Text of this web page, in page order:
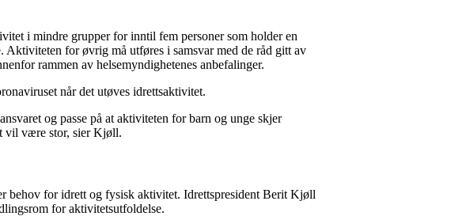
i mindre grupper for inntil fem personer som holder en
for øvrig må utføres i samsvar med de råd gitt av
rammen av helsemyndighetenes anbefalinger.
når det utøves idrettsaktivitet.
og passe på at aktiviteten for barn og unge skjer
vil være stor, sier Kjøll.
behov for idrett og fysisk aktivitet. Idrettspresident Berit Kjøll
for aktivitetsutfoldelse.